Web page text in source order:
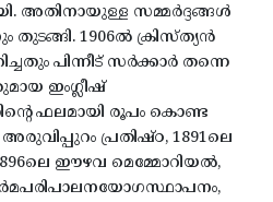
അതിനായുള്ള സമ്മർദ്ദങ്ങൾ
1906ൽ ക്രിസ്ത്യൻ
പിന്നീട് സർക്കാർ തന്നെ
ഇംഗ്ലീഷ്
ഫലമായി രൂപം കൊണ്ട
അരുവിപ്പുറം പ്രതിഷ്ഠ, 1891ലെ
ഈഴവ മെമ്മോറിയൽ,